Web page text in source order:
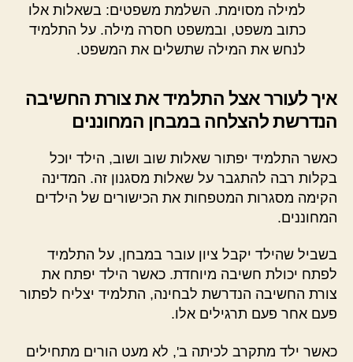
למילה מסוימת. השלמת משפטים: בשאלות אלו
כתוב משפט, ובמשפט חסרה מילה. על התלמיד
לנחש את המילה שתשלים את המשפט.
איך לעורר אצל התלמיד את צורת החשיבה
הנדרשת להצלחה במבחן המחוננים
כאשר התלמיד יפתור שאלות שוב ושוב, הילד יוכל
בקלות רבה להתגבר על שאלות מסגנון זה. המדינה
הקימה מסגרות המטפחות את הכישורים של הילדים
המחוננים.
בשביל שהילד יקבל ציון עובר במבחן, על התלמיד
לפתח יכולת חשיבה מיוחדת. כאשר הילד יפתח את
צורת החשיבה הנדרשת לבחינה, התלמיד יצליח לפתור
פעם אחר פעם תרגילים אלו.
כאשר ילד מתקרב לכיתה ב', לא מעט הורים מתחילים